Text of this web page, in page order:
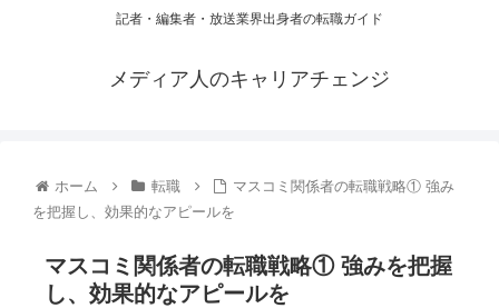
記者・編集者・放送業界出身者の転職ガイド
メディア人のキャリアチェンジ
ホーム 転職
マスコミ関係者の転職戦略① 強み
を把握し、効果的なアピールを
マスコミ関係者の転職戦略① 強みを把握
し、効果的なアピールを